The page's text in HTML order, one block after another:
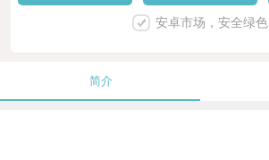
安卓市场，安全绿色
简介